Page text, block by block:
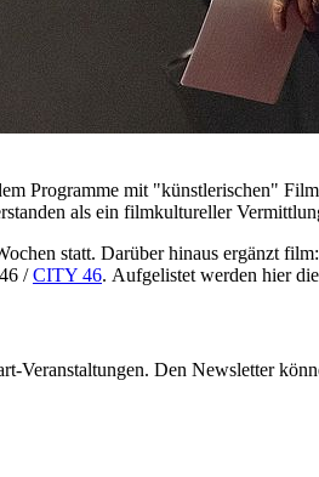
Programme mit "künstlerischen"
als ein filmkultureller
statt. Darüber hinaus ergänzt
/CITY 46. Aufgelistet werden hier
Veranstaltungen. Den Newsletter